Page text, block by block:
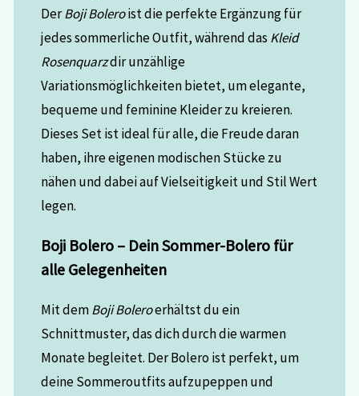
DerBoji Boleroist die perfekte Ergänzung für
jedes sommerliche Outfit, während das Kleid
Rosenquarzdir unzählige
Variationsmöglichkeiten bietet, um elegante,
bequeme und feminine Kleider zu kreieren.
Dieses Set ist ideal für alle, die Freude daran
haben, ihre eigenen modischen Stücke zu
nähen und dabei auf Vielseitigkeit und Stil Wert
legen.
Boji Bolero – Dein Sommer-Bolero für
alle Gelegenheiten
Mit demBoji Boleroerhältst du ein
Schnittmuster, das dich durch die warmen
Monate begleitet. Der Bolero ist perfekt, um
deine Sommeroutfits aufzupeppen und